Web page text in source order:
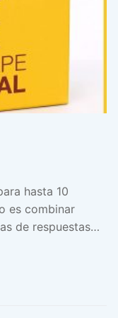
hasta 10
es combinar
de respuestas…